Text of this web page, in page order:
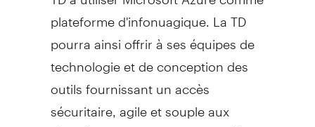
plateforme d'infonuagique. La TD
pourra ainsi offrir à ses équipes de
technologie et de conception des
outils fournissant un accès
sécuritaire, agile et souple aux